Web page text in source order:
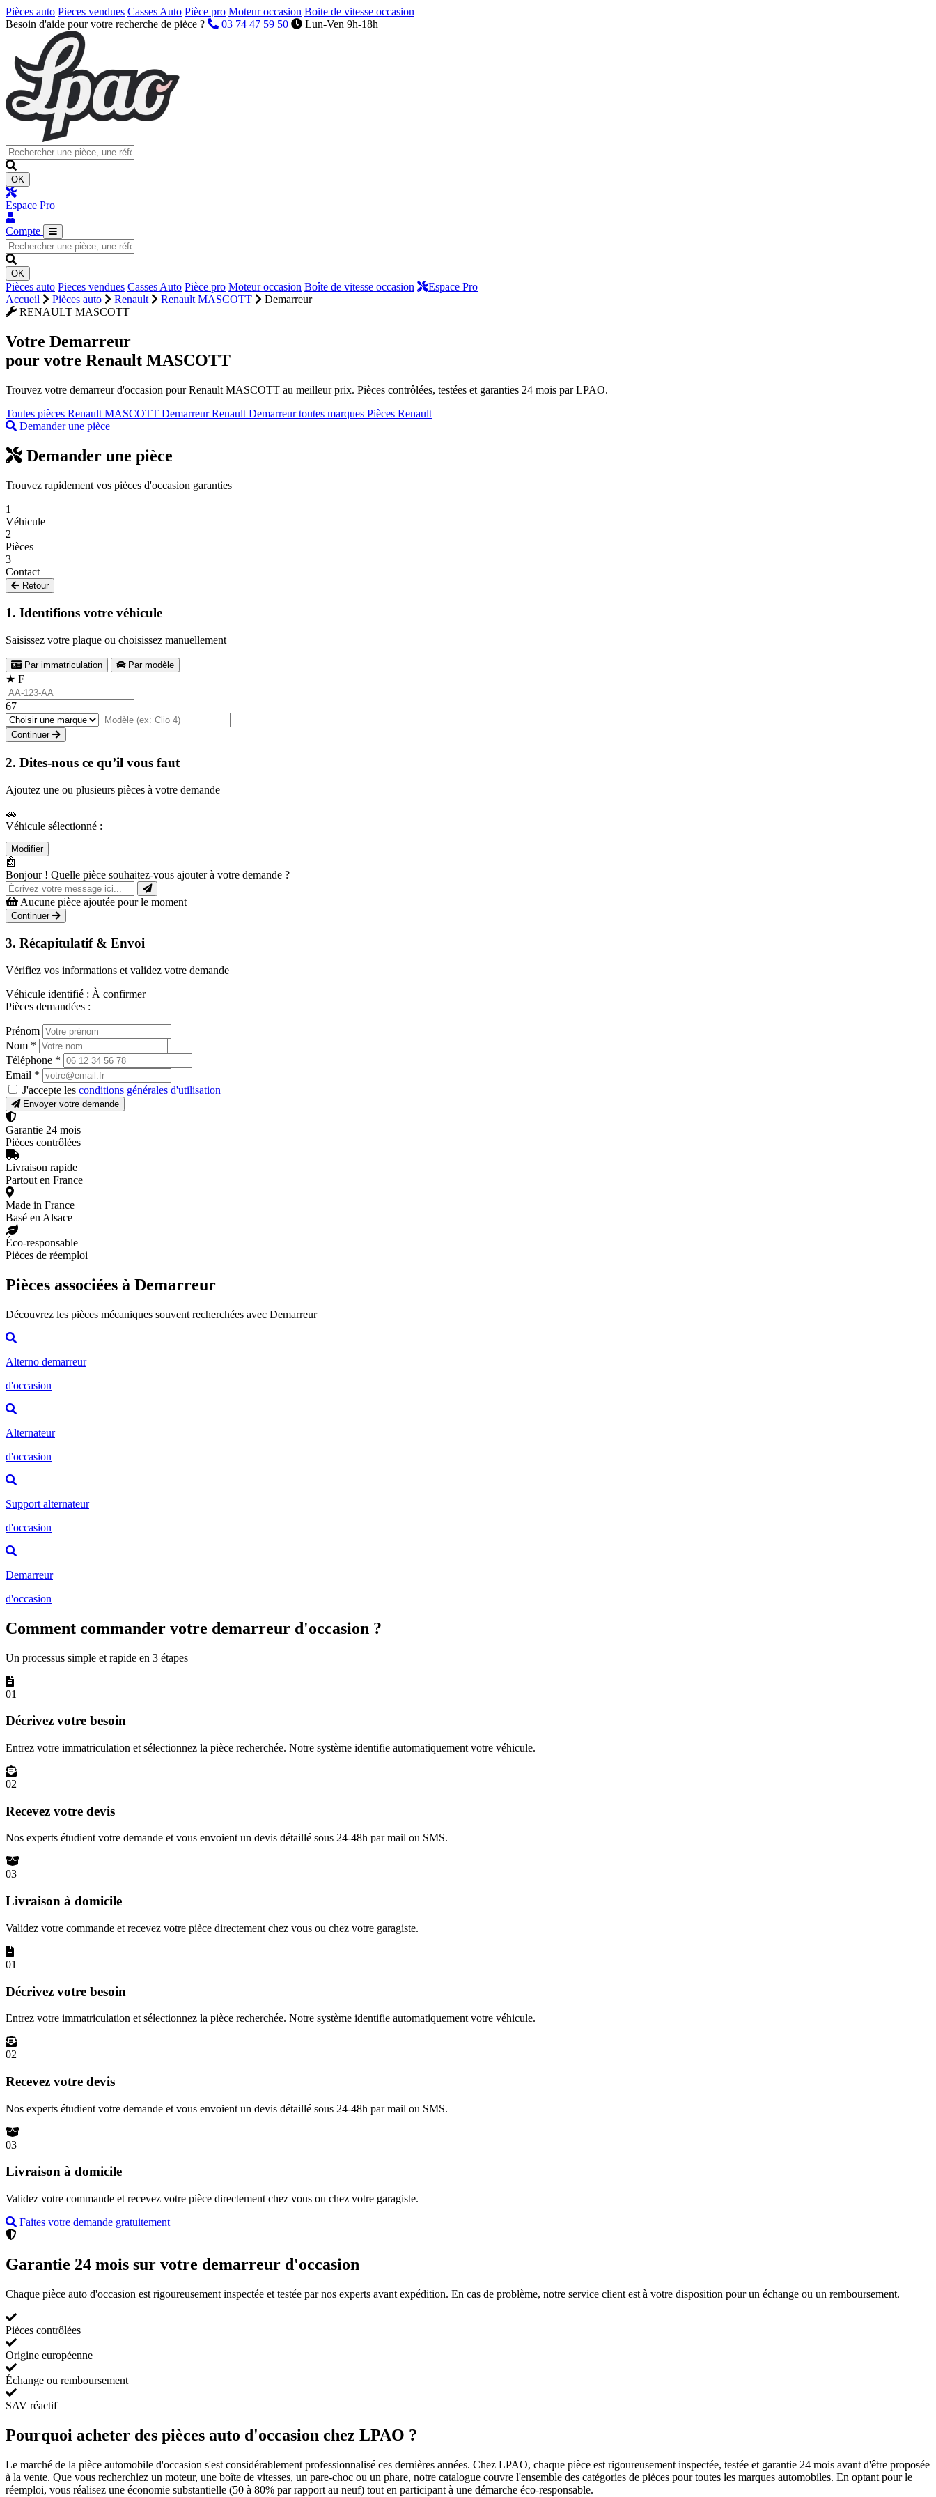
Pièces auto Pieces vendues Casses Auto Pièce pro Moteur occasion Boite de vitesse occasion
Besoin d'aide pour votre recherche de pièce ?
03 74 47 59 50 Lun-Ven 9h-18h
OK
Espace Pro
Compte
OK
Pièces auto Pieces vendues Casses Auto Pièce pro Moteur occasion Boîte de vitesse occasion
Espace Pro
Accueil
Pièces auto Renault Renault MASCOTT
Demarreur
RENAULT MASCOTT
Votre Demarreur
pour votre Renault MASCOTT
Trouvez votre demarreur d'occasion pour Renault MASCOTT au meilleur prix. Pièces contrôlées, testées et garanties 24 mois par LPAO.
Toutes pièces Renault MASCOTT Demarreur Renault Demarreur toutes marques Pièces Renault
Demander une pièce
Demander une pièce
Trouvez rapidement vos pièces d'occasion garanties
1
Véhicule
2
Pièces
3
Contact
Retour
1. Identifions votre véhicule
Saisissez votre plaque ou choisissez manuellement
Par immatriculation Par modèle
★ F
67
Continuer
2. Dites-nous ce qu’il vous faut
Ajoutez une ou plusieurs pièces à votre demande
🚗
Véhicule sélectionné :
Modifier
🤖
Bonjour ! Quelle pièce souhaitez-vous ajouter à votre demande ?
Aucune pièce ajoutée pour le moment
Continuer
3. Récapitulatif & Envoi
Vérifiez vos informations et validez votre demande
Véhicule identifié : À confirmer
Pièces demandées :
Prénom
Nom *
Téléphone *
Email *
J'accepte les conditions générales d'utilisation
Envoyer votre demande
Garantie 24 mois
Pièces contrôlées
Livraison rapide
Partout en France
Made in France
Basé en Alsace
Éco-responsable
Pièces de réemploi
Pièces associées à Demarreur
Découvrez les pièces mécaniques souvent recherchées avec Demarreur
Alterno demarreur
d'occasion
Alternateur
d'occasion
Support alternateur
d'occasion
Demarreur
d'occasion
Comment commander votre demarreur d'occasion ?
Un processus simple et rapide en 3 étapes
01
Décrivez votre besoin
Entrez votre immatriculation et sélectionnez la pièce recherchée. Notre système identifie automatiquement votre véhicule.
02
Recevez votre devis
Nos experts étudient votre demande et vous envoient un devis détaillé sous 24-48h par mail ou SMS.
03
Livraison à domicile
Validez votre commande et recevez votre pièce directement chez vous ou chez votre garagiste.
01
Décrivez votre besoin
Entrez votre immatriculation et sélectionnez la pièce recherchée. Notre système identifie automatiquement votre véhicule.
02
Recevez votre devis
Nos experts étudient votre demande et vous envoient un devis détaillé sous 24-48h par mail ou SMS.
03
Livraison à domicile
Validez votre commande et recevez votre pièce directement chez vous ou chez votre garagiste.
Faites votre demande gratuitement
Garantie 24 mois sur votre demarreur d'occasion
Chaque pièce auto d'occasion est rigoureusement inspectée et testée par nos experts avant expédition. En cas de problème, notre service client est à votre disposition pour un échange ou un remboursement.
Pièces contrôlées
Origine européenne
Échange ou remboursement
SAV réactif
Pourquoi acheter des pièces auto d'occasion chez LPAO ?
Le marché de la pièce automobile d'occasion s'est considérablement professionnalisé ces dernières années. Chez LPAO, chaque pièce est rigoureusement inspectée, testée et garantie 24 mois avant d'être proposée
à la vente. Que vous recherchiez un moteur, une boîte de vitesses, un pare-choc ou un phare, notre catalogue couvre l'ensemble des catégories de pièces pour toutes les marques automobiles. En optant pour le
réemploi, vous réalisez une économie substantielle (50 à 80% par rapport au neuf) tout en participant à une démarche éco-responsable.